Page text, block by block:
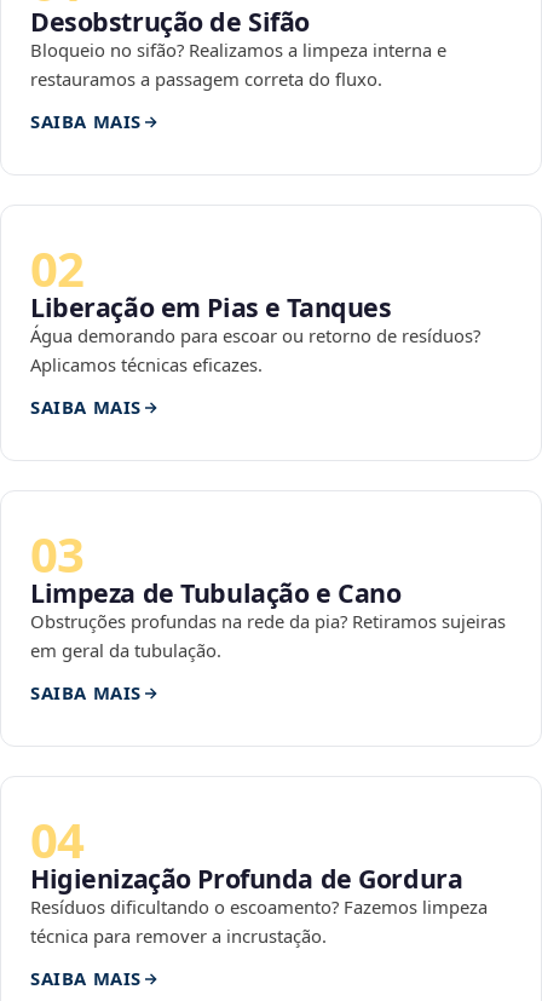
Desobstrução de Sifão
Bloqueio no sifão? Realizamos a limpeza interna e
restauramos a passagem correta do fluxo.
SAIBA MAIS
02
Liberação em Pias e Tanques
Água demorando para escoar ou retorno de resíduos?
Aplicamos técnicas eficazes.
SAIBA MAIS
03
Limpeza de Tubulação e Cano
Obstruções profundas na rede da pia? Retiramos sujeiras
em geral da tubulação.
SAIBA MAIS
04
Higienização Profunda de Gordura
Resíduos dificultando o escoamento? Fazemos limpeza
técnica para remover a incrustação.
SAIBA MAIS